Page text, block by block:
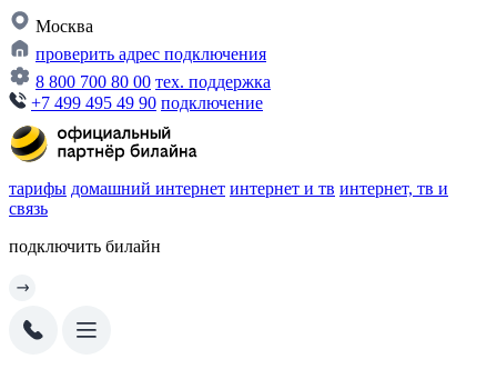
Москва
проверить адрес подключения
8 800 700 80 00 тех. поддержка
+7 499 495 49 90 подключение
тарифы домашний интернет интернет и тв интернет, тв и
связь
подключить билайн